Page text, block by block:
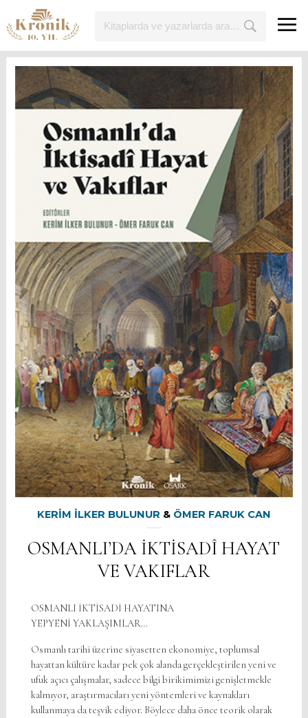
KERİM İLKER BULUNUR & ÖMER FARUK CAN
OSMANLI’DA İKTİSADÎ HAYAT
VE VAKIFLAR
OSMANLI İKTİSADİ HAYATINA
YEPYENİ YAKLAŞIMLAR…
Osmanlı tarihi üzerine siyasetten ekonomiye, toplumsal
hayattan kültüre kadar pek çok alanda gerçekleştirilen yeni ve
ufuk açıcı çalışmalar, sadece bilgi birikimimizi genişletmekle
kalmıyor, araştırmacıları yeni yöntemleri ve kaynakları
kullanmaya da teşvik ediyor. Böylece daha önce teorik olarak